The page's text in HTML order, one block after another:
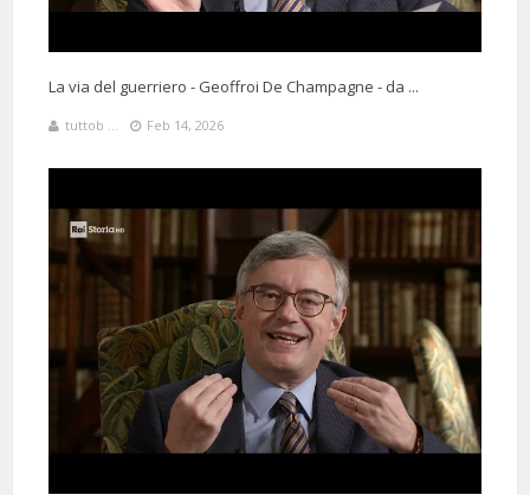
La via del guerriero - Geoffroi De Champagne - da ...
tuttob ... Feb 14, 2026